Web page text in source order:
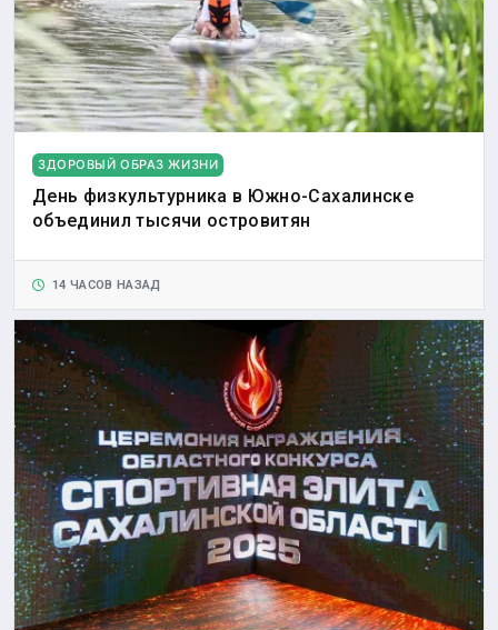
ЗДОРОВЫЙ ОБРАЗ ЖИЗНИ
День физкультурника в Южно-Сахалинске
объединил тысячи островитян
14 ЧАСОВ НАЗАД